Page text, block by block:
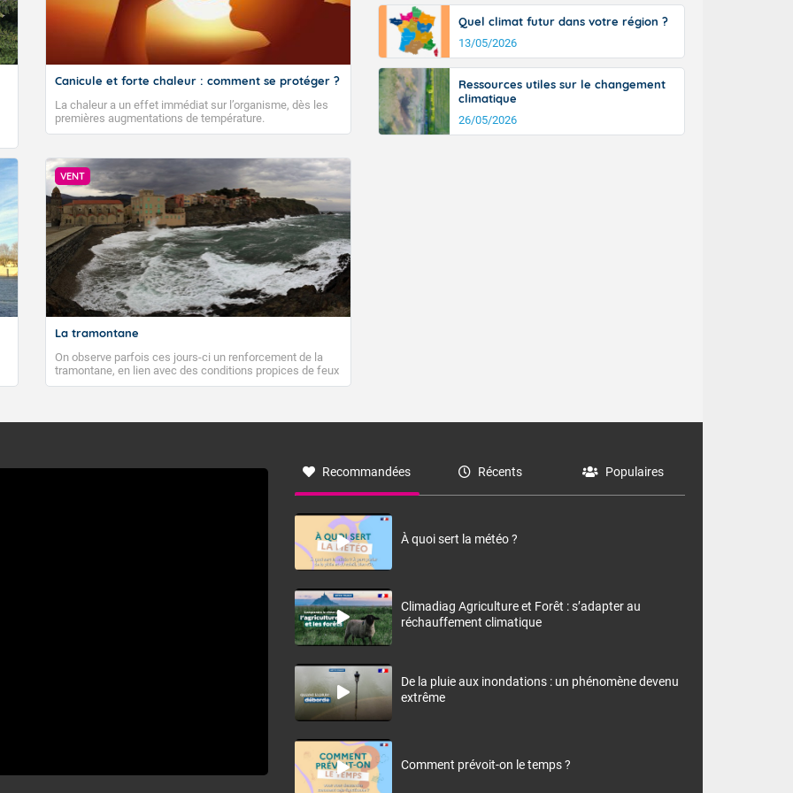
Canicule et forte chaleur : comment se protéger ?
La chaleur a un effet immédiat sur l’organisme, dès les
premières augmentations de température.
VENT
La tramontane
On observe parfois ces jours-ci un renforcement de la
tramontane, en lien avec des conditions propices de feux
de forêt. Mais qu'est-ce que la tramontane ? Quelles sont
à nord-ouest, dans un secteur qui part du Roussillon à la
monts, en allusion aux régions montagneuses d’où
Quel climat futur dans votre région ?
13/05/2026
Ressources utiles sur le changement
climatique
26/05/2026
Recommandées Récents Populaires
À quoi sert la météo ?
Climadiag Agriculture et Forêt : s’adapter au
réchauffement climatique
De la pluie aux inondations : un phénomène devenu
extrême
Comment prévoit-on le temps ?